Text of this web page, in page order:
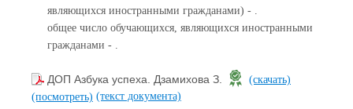
являющихся иностранными гражданами) - .
общее число обучающихся, являющихся иностранными
гражданами - .
ДОП Азбука успеха. Дзамихова З.
(скачать)
(посмотреть) (текст документа)